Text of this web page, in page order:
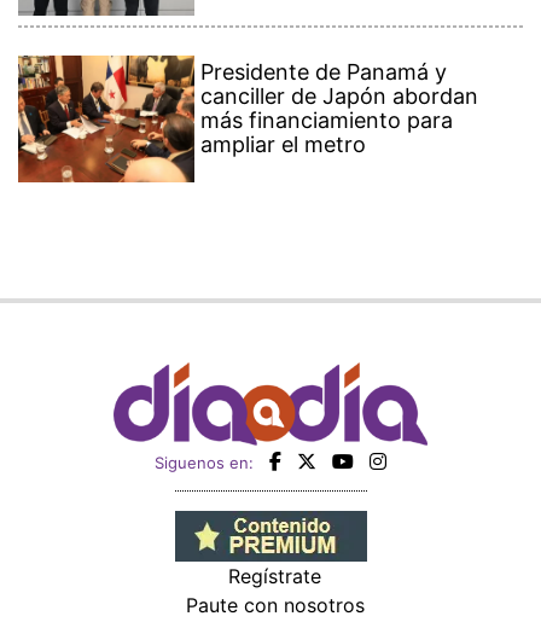
Presidente de Panamá y
canciller de Japón abordan
más financiamiento para
ampliar el metro
Siguenos en:
Regístrate
Paute con nosotros